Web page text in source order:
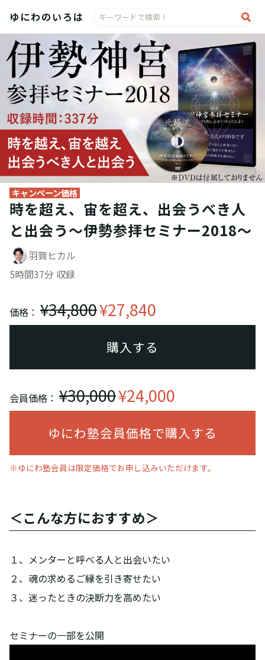
ゆにわのいろは
検
索:
キャンペーン価格
時を超え、宙を超え、出会うべき人
と出会う～伊勢参拝セミナー2018～
羽賀ヒカル
5時間37分 収録
価格： ¥34,800¥27,840
購入する
会員価格： ¥30,000¥24,000
ゆにわ塾会員価格で購入する
※ゆにわ塾会員は限定価格でお申し込みいただけます。
＜こんな方におすすめ＞
１、メンターと呼べる人と出会いたい
２、魂の求めるご縁を引き寄せたい
３、迷ったときの決断力を高めたい
セミナーの一部を公開